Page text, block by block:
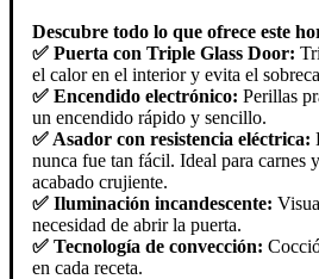
Descubre todo lo que ofrece este
✅ Puerta con Triple Glass Door:
el calor en el interior y evita el
✅ Encendido electrónico: Perillas
un encendido rápido y sencillo.
✅ Asador con resistencia eléctrica:
nunca fue tan fácil. Ideal para carnes
acabado crujiente.
✅ Iluminación incandescente:
necesidad de abrir la puerta.
✅ Tecnología de convección:
en cada receta.